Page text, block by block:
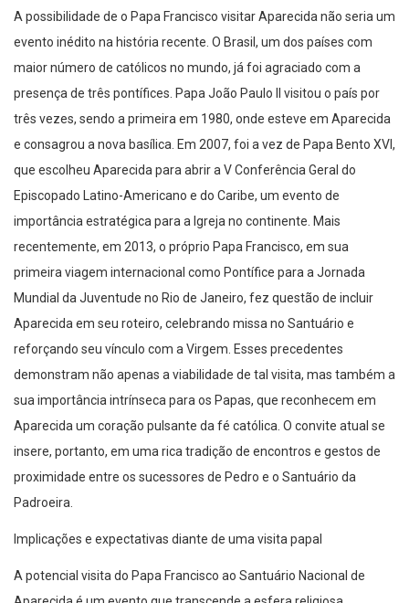
A possibilidade de o Papa Francisco visitar Aparecida não seria um
evento inédito na história recente. O Brasil, um dos países com
maior número de católicos no mundo, já foi agraciado com a
presença de três pontífices. Papa João Paulo II visitou o país por
três vezes, sendo a primeira em 1980, onde esteve em Aparecida
e consagrou a nova basílica. Em 2007, foi a vez de Papa Bento XVI,
que escolheu Aparecida para abrir a V Conferência Geral do
Episcopado Latino-Americano e do Caribe, um evento de
importância estratégica para a Igreja no continente. Mais
recentemente, em 2013, o próprio Papa Francisco, em sua
primeira viagem internacional como Pontífice para a Jornada
Mundial da Juventude no Rio de Janeiro, fez questão de incluir
Aparecida em seu roteiro, celebrando missa no Santuário e
reforçando seu vínculo com a Virgem. Esses precedentes
demonstram não apenas a viabilidade de tal visita, mas também a
sua importância intrínseca para os Papas, que reconhecem em
Aparecida um coração pulsante da fé católica. O convite atual se
insere, portanto, em uma rica tradição de encontros e gestos de
proximidade entre os sucessores de Pedro e o Santuário da
Padroeira.
Implicações e expectativas diante de uma visita papal
A potencial visita do Papa Francisco ao Santuário Nacional de